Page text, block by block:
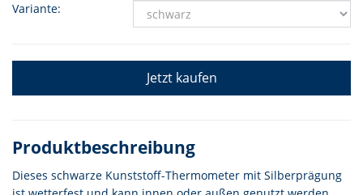
Variante:
Jetzt kaufen
Produktbeschreibung
Dieses schwarze Kunststoff-Thermometer mit Silberprägung